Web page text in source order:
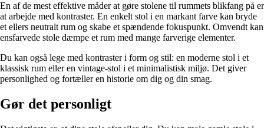
En af de mest effektive måder at gøre stolene til rummets blikfang på er
at arbejde med kontraster. En enkelt stol i en markant farve kan bryde
et ellers neutralt rum og skabe et spændende fokuspunkt. Omvendt kan
ensfarvede stole dæmpe et rum med mange farverige elementer.
Du kan også lege med kontraster i form og stil: en moderne stol i et
klassisk rum eller en vintage-stol i et minimalistisk miljø. Det giver
personlighed og fortæller en historie om dig og din smag.
Gør det personligt